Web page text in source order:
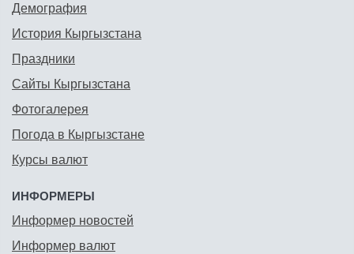
Демография
История Кыргызстана
Праздники
Сайты Кыргызстана
Фотогалерея
Погода в Кыргызстане
Курсы валют
ИНФОРМЕРЫ
Информер новостей
Информер валют